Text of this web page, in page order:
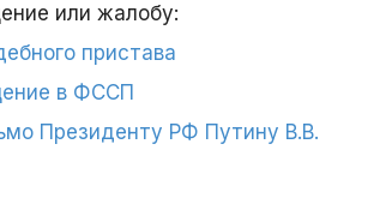
или жалобу:
пристава
в ФССП
Президенту РФ Путину В.В.